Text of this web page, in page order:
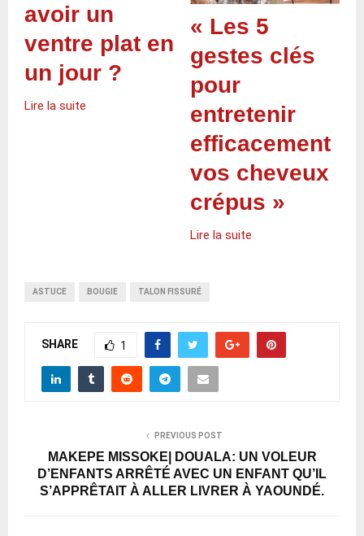
avoir un
ventre plat en
un jour ?
Lire la suite
« Les 5
gestes clés
pour
entretenir
efficacement
vos cheveux
crépus »
Lire la suite
ASTUCE BOUGIE TALON FISSURÉ
SHARE 1
PREVIOUS POST
MAKEPE MISSOKE| DOUALA: UN VOLEUR
D’ENFANTS ARRÊTÉ AVEC UN ENFANT QU’IL
S’APPRÊTAIT À ALLER LIVRER À YAOUNDÉ.